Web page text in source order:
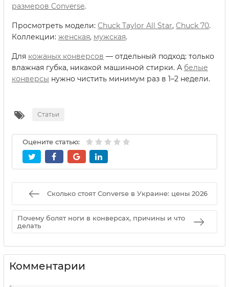
размеров Converse.
Просмотреть модели: Chuck Taylor All Star, Chuck 70.
Коллекции: женская, мужская.
Для кожаных конверсов — отдельный подход: только
влажная губка, никакой машинной стирки. А белые
конверсы нужно чистить минимум раз в 1–2 недели.
Статьи
Оцените статью:
Сколько стоят Converse в Украине: цены 2026
Почему болят ноги в конверсах, причины и что
делать
Комментарии